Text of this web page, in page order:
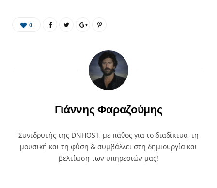
0
Γιάννης Φαραζούμης
Συνιδρυτής της DNHOST, με πάθος για το διαδίκτυο, τη
μουσική και τη φύση & συμβάλλει στη δημιουργία και
βελτίωση των υπηρεσιών μας!